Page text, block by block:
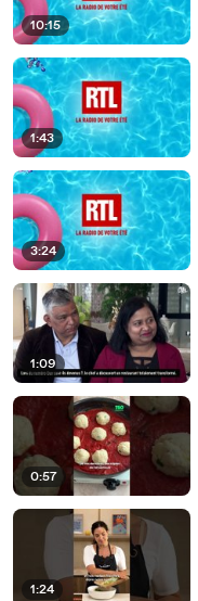
10:15
1:43
3:24
1:09
0:57
1:24